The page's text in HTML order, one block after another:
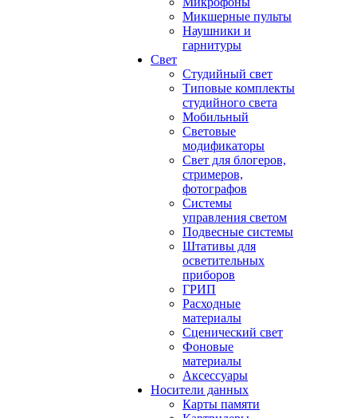
Микшерные пульты
Наушники и
гарнитуры
Свет
Студийный свет
Типовые комплекты
студийного света
Мобильный
Световые
модификаторы
Свет для блогеров,
стримеров,
фотографов
Системы
управления светом
Подвесные системы
Штативы для
осветительных
приборов
ГРИП
Расходные
материалы
Сценический свет
Фоновые
материалы
Аксессуары
Носители данных
Карты памяти